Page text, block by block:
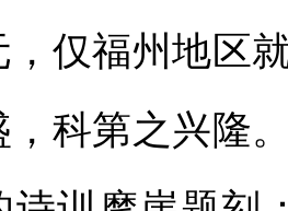
，仅福州地区
，科第之兴隆